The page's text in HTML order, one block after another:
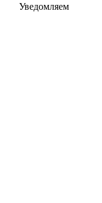
Уведомляем